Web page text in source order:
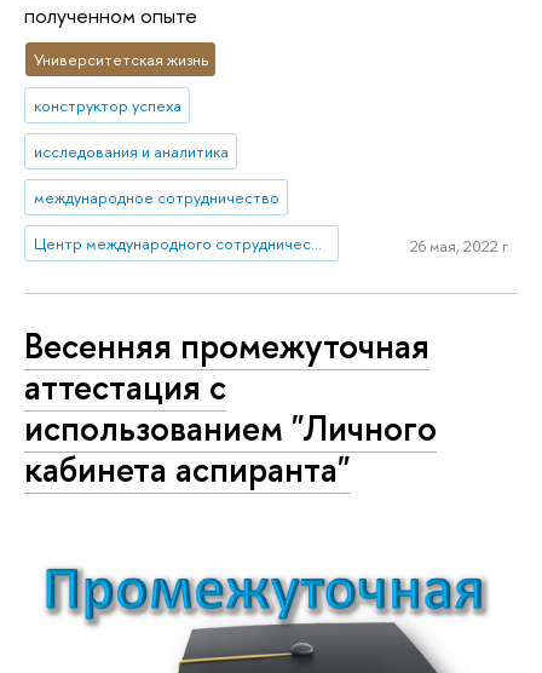
полученном опыте
Университетская жизнь
конструктор успеха
исследования и аналитика
международное сотрудничество
Центр международного сотрудничества 26 мая, 2022 г.
Весенняя промежуточная
аттестация с
использованием "Личного
кабинета аспиранта"